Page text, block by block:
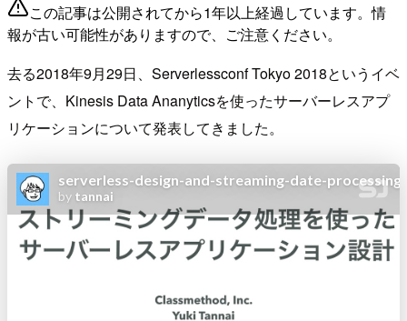
この記事は公開されてから1年以上経過しています。情
報が古い可能性がありますので、ご注意ください。
去る2018年9月29日、Serverlessconf Tokyo 2018というイベ
ントで、Kinesis Data Ananyticsを使ったサーバーレスアプ
リケーションについて発表してきました。